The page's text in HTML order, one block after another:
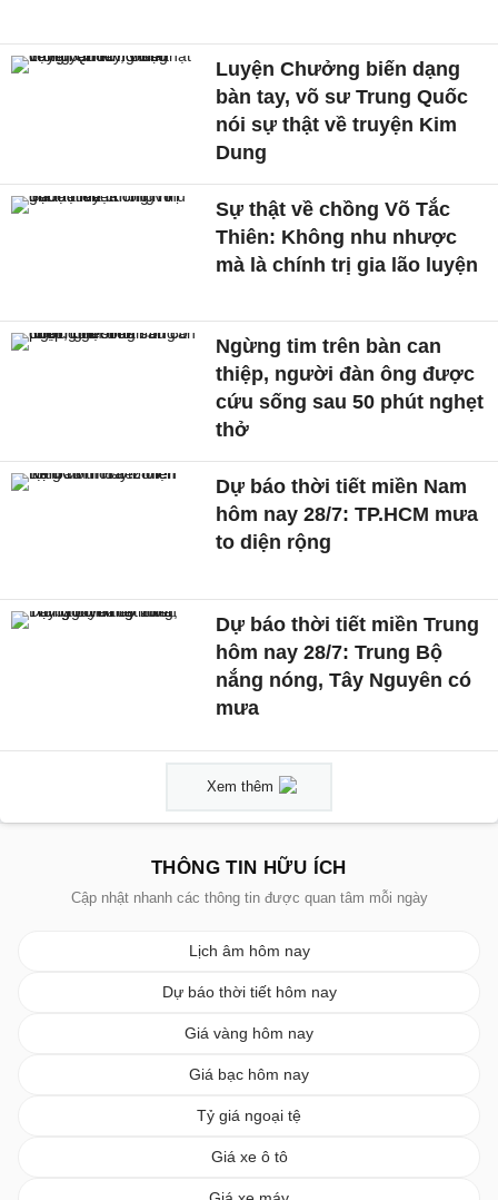
Luyện Chưởng biến dạng
bàn tay, võ sư Trung Quốc
nói sự thật về truyện Kim
Dung
Sự thật về chồng Võ Tắc
Thiên: Không nhu nhược
mà là chính trị gia lão luyện
Ngừng tim trên bàn can
thiệp, người đàn ông được
cứu sống sau 50 phút nghẹt
thở
Dự báo thời tiết miền Nam
hôm nay 28/7: TP.HCM mưa
to diện rộng
Dự báo thời tiết miền Trung
hôm nay 28/7: Trung Bộ
nắng nóng, Tây Nguyên có
mưa
Xem thêm
THÔNG TIN HỮU ÍCH
Cập nhật nhanh các thông tin được quan tâm mỗi ngày
Lịch âm hôm nay
Dự báo thời tiết hôm nay
Giá vàng hôm nay
Giá bạc hôm nay
Tỷ giá ngoại tệ
Giá xe ô tô